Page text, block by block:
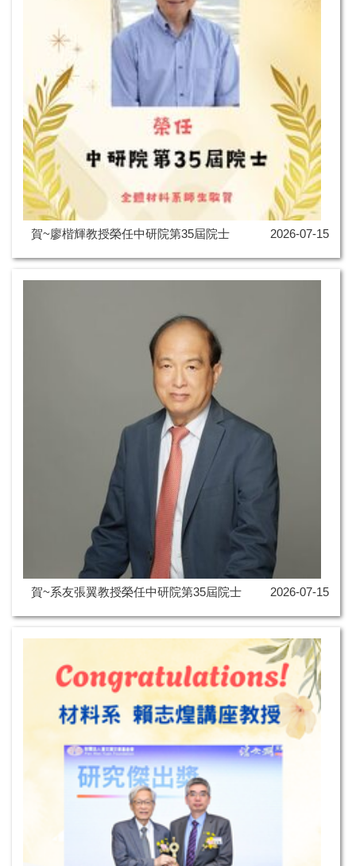
賀~廖楷輝教授榮任中研院第35屆院士 2026-07-15
賀~系友張翼教授榮任中研院第35屆院士 2026-07-15